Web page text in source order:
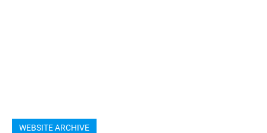
WEBSITE ARCHIVE